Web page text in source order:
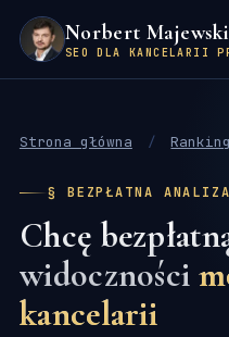
Norbert Majewski
SEO DLA KANCELARII
Strona główna / Ranking
§ BEZPŁATNA ANALIZA
Chcę
widoczności
kancelarii